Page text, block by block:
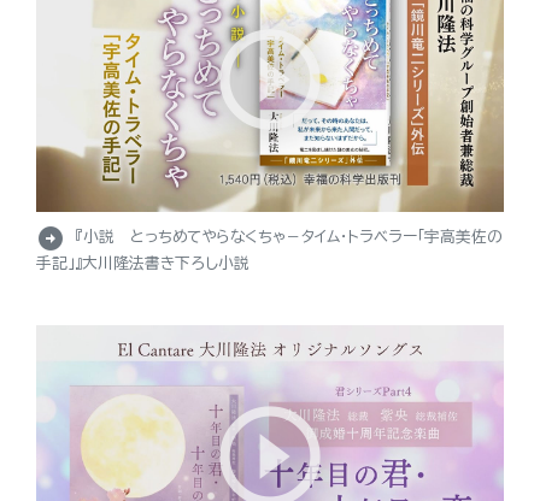
arrow_circle_right
『小説 とっちめてやらなくちゃ－タイム・トラベラー「宇高美佐の
手記」』大川隆法書き下ろし小説